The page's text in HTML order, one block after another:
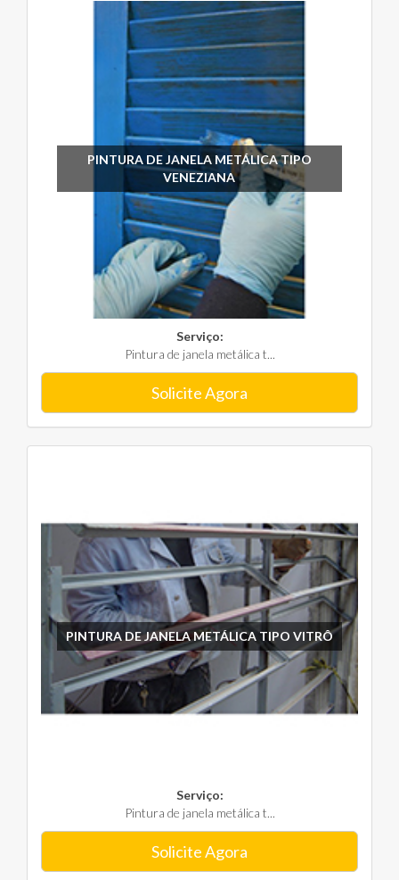
PINTURA DE JANELA METÁLICA TIPO
VENEZIANA
Serviço:
Pintura de janela metálica t...
Solicite Agora
PINTURA DE JANELA METÁLICA TIPO VITRÔ
Serviço:
Pintura de janela metálica t...
Solicite Agora